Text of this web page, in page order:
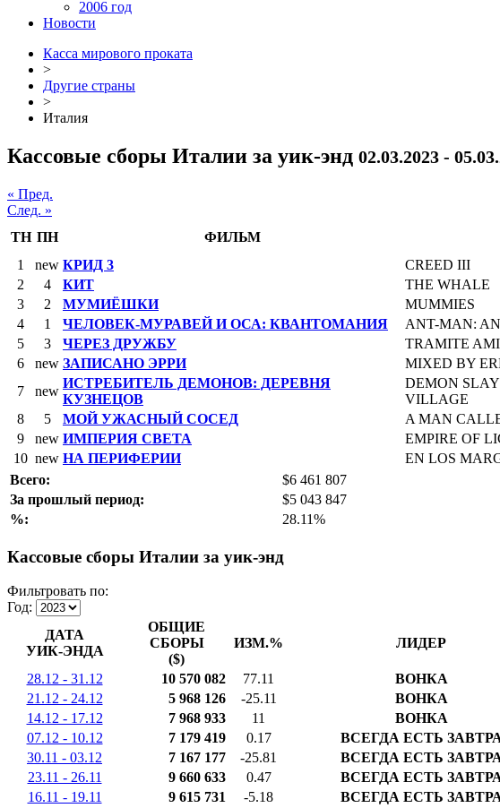
2006 год
Новости
Касса мирового проката
>
Другие страны
>
Италия
Кассовые сборы Италии за уик-энд 02.03.2023 -
« Пред.
След. »
ТН ПН ФИЛЬМ
1
new КРИД 3 CREED III
2
4 КИТ THE WHALE
3
2 МУМИЁШКИ MUMMIES
4
1 ЧЕЛОВЕК-МУРАВЕЙ И ОСА: КВАНТОМАНИЯ ANT-MAN:
5
3 ЧЕРЕЗ ДРУЖБУ TRAMITE
6
new ЗАПИСАНО ЭРРИ MIXED BY
7
new
ИСТРЕБИТЕЛЬ ДЕМОНОВ: ДЕРЕВНЯ
КУЗНЕЦОВ
DEMON
VILLAGE
8
5 МОЙ УЖАСНЫЙ СОСЕД A MAN
9
new ИМПЕРИЯ СВЕТА EMPIRE OF
10 new НА ПЕРИФЕРИИ EN LOS
Всего:
$6 461 807
За прошлый период:
$5 043 847
%:
28.11%
Кассовые сборы Италии за уик-энд
Фильтровать по:
Год:
ДАТА
УИК-ЭНДА
ОБЩИЕ
СБОРЫ
($)
ИЗМ.% ЛИДЕР
28.12 - 31.12 10 570 082 77.11 ВОНКА
21.12 - 24.12
5 968 126 -25.11 ВОНКА
14.12 - 17.12
7 968 933 11 ВОНКА
07.12 - 10.12
7 179 419 0.17 ВСЕГДА ЕСТЬ
30.11 - 03.12
7 167 177 -25.81 ВСЕГДА ЕСТЬ
23.11 - 26.11
9 660 633 0.47 ВСЕГДА ЕСТЬ
16.11 - 19.11
9 615 731 -5.18 ВСЕГДА ЕСТЬ